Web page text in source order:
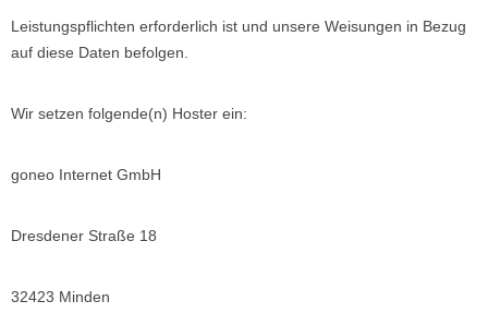
Leistungspflichten erforderlich ist und unsere Weisungen in Bezug
auf diese Daten befolgen.
Wir setzen folgende(n) Hoster ein:
goneo Internet GmbH
Dresdener Straße 18
32423 Minden